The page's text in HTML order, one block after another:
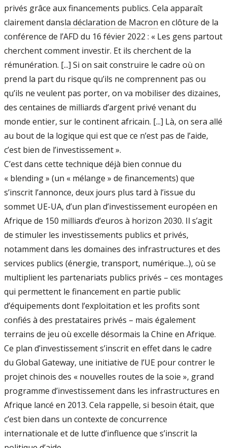
privés grâce aux financements publics. Cela apparaît
clairement dansla déclaration de Macron en clôture de la
conférence de l’AFD du 16 févier 2022 : « Les gens partout
cherchent comment investir. Et ils cherchent de la
rémunération. [...] Si on sait construire le cadre où on
prend la part du risque qu’ils ne comprennent pas ou
qu’ils ne veulent pas porter, on va mobiliser des dizaines,
des centaines de milliards d’argent privé venant du
monde entier, sur le continent africain. [...] Là, on sera allé
au bout de la logique qui est que ce n’est pas de l’aide,
c’est bien de l’investissement ».
C’est dans cette technique déjà bien connue du
« blending » (un « mélange » de financements) que
s’inscrit l’annonce, deux jours plus tard à l’issue du
sommet UE-UA, d’un plan d’investissement européen en
Afrique de 150 milliards d’euros à horizon 2030. Il s’agit
de stimuler les investissements publics et privés,
notamment dans les domaines des infrastructures et des
services publics (énergie, transport, numérique...), où se
multiplient les partenariats publics privés – ces montages
qui permettent le financement en partie public
d’équipements dont l’exploitation et les profits sont
confiés à des prestataires privés – mais également
terrains de jeu où excelle désormais la Chine en Afrique.
Ce plan d’investissement s’inscrit en effet dans le cadre
du Global Gateway, une initiative de l’UE pour contrer le
projet chinois des « nouvelles routes de la soie », grand
programme d’investissement dans les infrastructures en
Afrique lancé en 2013. Cela rappelle, si besoin était, que
c’est bien dans un contexte de concurrence
internationale et de lutte d’influence que s’inscrit la